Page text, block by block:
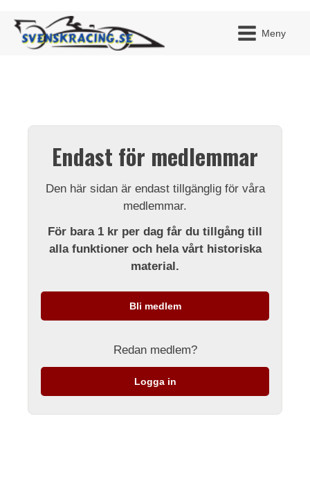
Meny
Endast för medlemmar
Den här sidan är endast tillgänglig för våra
medlemmar.
För bara 1 kr per dag får du tillgång till
alla funktioner och hela vårt historiska
material.
Bli medlem
Redan medlem?
Logga in